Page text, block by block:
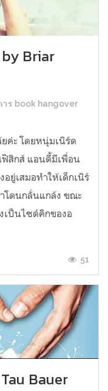
Briar
ร book hangover
ค่ะ โดยหนุ่มเนิร์ด
ฟิสิกส์ แอนดี้มีเพื่อน
ยู่เสมอทำให้เด็กเนิร์
โดนกลั่นแกล้ง ขณะ
เป็นไซด์คิกของอ
51
Bauer